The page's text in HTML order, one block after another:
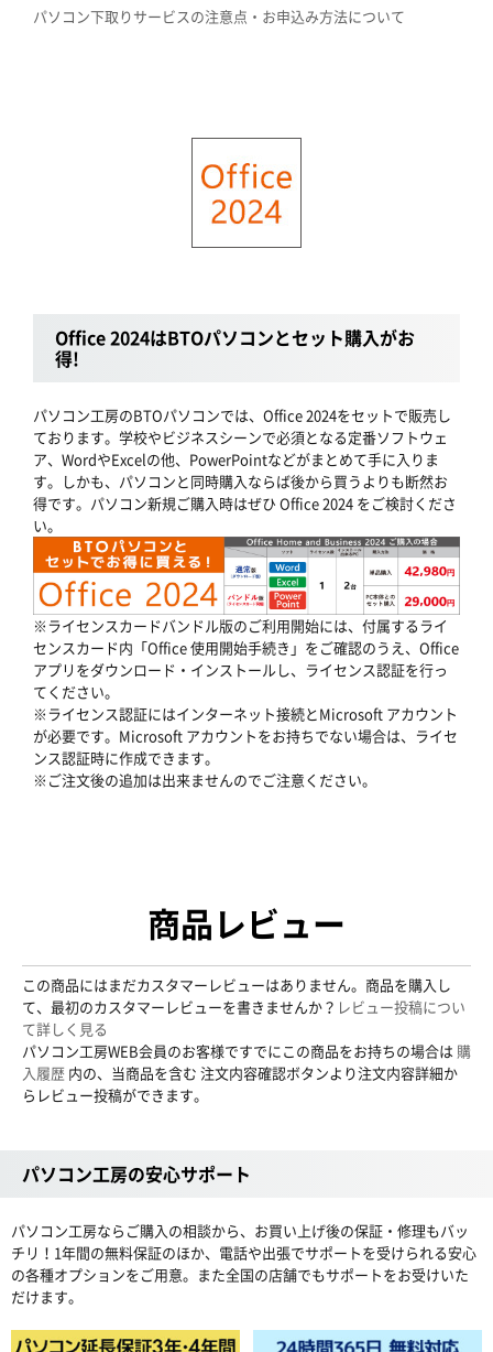
パソコン下取りサービスの注意点・お申込み方法について
Office 2024はBTOパソコンとセット購入がお
得!
パソコン工房のBTOパソコンでは、Office 2024をセットで販売し
ております。学校やビジネスシーンで必須となる定番ソフトウェ
ア、WordやExcelの他、PowerPointなどがまとめて手に入りま
す。しかも、パソコンと同時購入ならば後から買うよりも断然お
得です。パソコン新規ご購入時はぜひ Office 2024 をご検討くださ
い。
※ライセンスカードバンドル版のご利用開始には、付属するライ
センスカード内「Office 使用開始手続き」をご確認のうえ、Office
アプリをダウンロード・インストールし、ライセンス認証を行っ
てください。
※ライセンス認証にはインターネット接続とMicrosoft アカウント
が必要です。Microsoft アカウントをお持ちでない場合は、ライセ
ンス認証時に作成できます。
※ご注文後の追加は出来ませんのでご注意ください。
商品レビュー
この商品にはまだカスタマーレビューはありません。商品を購入し
て、最初のカスタマーレビューを書きませんか？ レビュー投稿につい
て詳しく見る
パソコン工房WEB会員のお客様ですでにこの商品をお持ちの場合は 購
入履歴 内の、当商品を含む 注文内容確認ボタンより注文内容詳細か
らレビュー投稿ができます。
パソコン工房の安心サポート
パソコン工房ならご購入の相談から、お買い上げ後の保証・修理もバッ
チリ！1年間の無料保証のほか、電話や出張でサポートを受けられる安心
の各種オプションをご用意。また全国の店舗でもサポートをお受けいた
だけます。